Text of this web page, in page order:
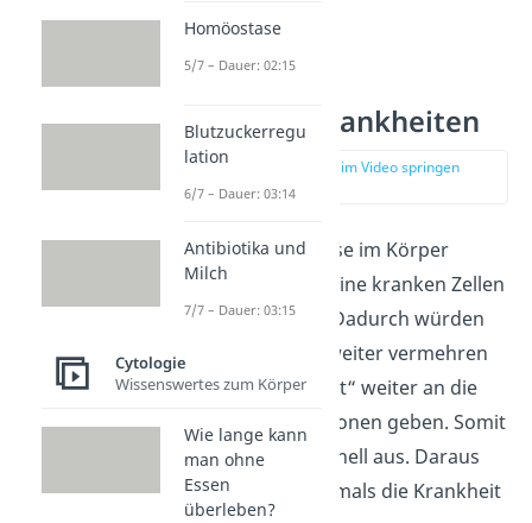
Apoptose Krankheiten
zur Stelle im Video springen
(03:52)
Würde die Apoptose im Körper
fehlen , könnten keine kranken Zellen
entsorgt werden. Dadurch würden
sich diese immer weiter vermehren
und ihre „Krankheit“ weiter an die
nächsten Generationen geben. Somit
breitet sie sich schnell aus. Daraus
entwickelt sich oftmals die Krankheit
Homöostase
5/7 – Dauer: 02:15
Blutzuckerregu
lation
6/7 – Dauer: 03:14
Antibiotika und
Milch
7/7 – Dauer: 03:15
Cytologie
Wissenswertes zum Körper
Wie lange kann
man ohne
Essen
überleben?